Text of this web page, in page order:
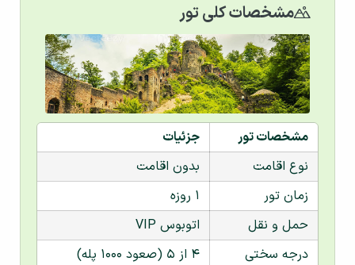
مشخصات کلی تور
مشخصات تور
جزئیات
نوع اقامت
بدون اقامت
زمان تور
۱ روزه
حمل و نقل
اتوبوس VIP
درجه سختی
۴ از ۵ (صعود ۱۰۰۰ پله)